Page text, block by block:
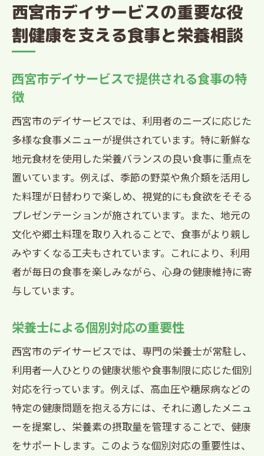
高齢者の栄養管理のポイント
食事と栄養相談の具体的な取り組み
熊野町のデイサービスで実現する健康的な食
熊野町のデイサービスの食事提供の仕組
み
栄養管理が健康に与える影響
利用者の声：熊野町の食事に対する満足
度
専門の栄養士による個別相談の実例
デイサービスでの食事の準備と提供方法
熊野町デイサービスの食事の魅力
西宮市のデイサービスで提供される栄養バラ
栄養バランスを考慮したメニュー作り
新鮮な食材を使用する理由
栄養士監修のメニュー例
食事制限に対応するための工夫
デイサービスでの食事の質を保つために
利用者が楽しむバリエーション豊かな食
事
西宮市デイサービスの重要な役
割健康を支える食事と栄養相談
西宮市デイサービスで提供される食事の特
徴
西宮市のデイサービスでは、利用者のニーズに応じた
多様な食事メニューが提供されています。特に新鮮な
地元食材を使用した栄養バランスの良い食事に重点を
置いています。例えば、季節の野菜や魚介類を活用し
た料理が日替わりで楽しめ、視覚的にも食欲をそそる
プレゼンテーションが施されています。また、地元の
文化や郷土料理を取り入れることで、食事がより親し
みやすくなる工夫もされています。これにより、利用
者が毎日の食事を楽しみながら、心身の健康維持に寄
与しています。
栄養士による個別対応の重要性
西宮市のデイサービスでは、専門の栄養士が常駐し、
利用者一人ひとりの健康状態や食事制限に応じた個別
対応を行っています。例えば、高血圧や糖尿病などの
特定の健康問題を抱える方には、それに適したメニュ
ーを提案し、栄養素の摂取量を管理することで、健康
をサポートします。このような個別対応の重要性は、